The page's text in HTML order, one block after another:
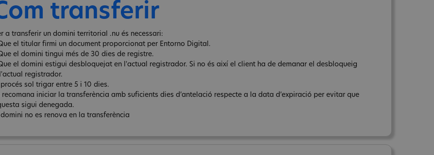
transferir
a transferir un domini territorial .nu és necessari:
el titular firmi un document proporcionat per Entorno Digital.
el domini tingui més de 30 dies de registre.
el domini estigui desbloquejat en l'actual registrador. Si no és així el client ha de demanar el desbloqueig
registrador.
procés sol trigar entre 5 i 10 dies.
recomana iniciar la transferència amb suficients dies d’antelació respecte a la data d’expiració per evitar que
sigui denegada.
domini no es renova en la transferència